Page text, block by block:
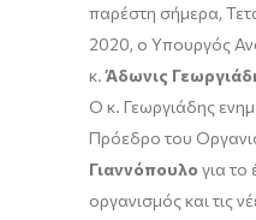
παρέστη σήμερα,
2020, ο Υπουργός
κ.Άδωνις
Ο κ. Γεωργιάδης
Πρόεδρο του
Γιαννόπουλο για το
οργανισμός και τις